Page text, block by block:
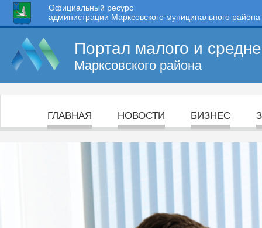
Официальный ресурс
администрации Марксовского муниципального района
Портал малого и
Марксовского района
ГЛАВНАЯ НОВОСТИ БИЗНЕС